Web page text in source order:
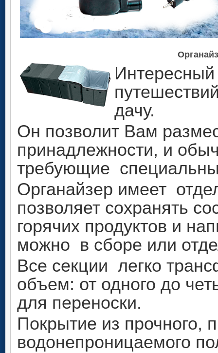
дачу.
Он позволит Вам
принадлежности, и
требующие
Органайзер имеет
позволяет сохранять
горячих продуктов и
можно в сборе или
Все секции легко
объем: от одного до
для переноски.
Покрытие из прочного,
водонепроницаемого